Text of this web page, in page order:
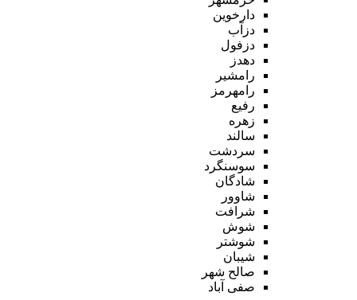
دارخوین
دزآب
دزفول
دهدز
رامشیر
رامهرمز
رفیع
زهره
سالند
سردشت
سوسنگرد
شادگان
شاوور
شرافت
شوش
شوشتر
شیبان
صالح شهر
صفی آباد